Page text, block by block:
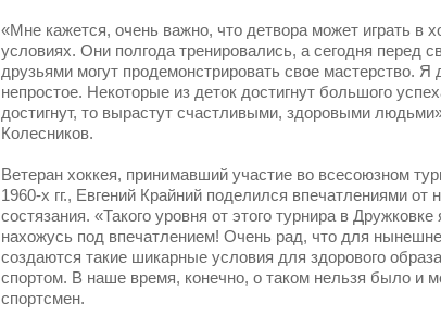
«Мне кажется, очень важно, что детвора может играть в
условиях. Они полгода тренировались, а сегодня перед
друзьями могут продемонстрировать свое мастерство.
непростое. Некоторые из деток достигнут большого
достигнут, то вырастут счастливыми, здоровыми
Колесников.
Ветеран хоккея, принимавший участие во всесоюзном
1960-х гг., Евгений Крайний поделился впечатлениями от
состязания. «Такого уровня от этого турнира в
нахожусь под впечатлением! Очень рад, что для
создаются такие шикарные условия для здорового
спортом. В наше время, конечно, о таком нельзя было и
спортсмен.